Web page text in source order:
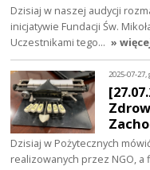
Dzisiaj w naszej audycji
inicjatywie Fundacji Św.
Uczestnikami tego… »
2025-07-
Dzisiaj w Pożytecznych
realizowanych przez NGO, a